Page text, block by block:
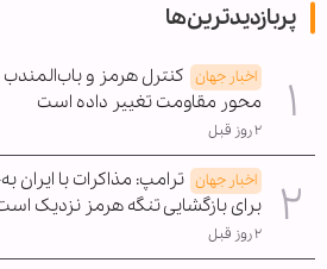
پربازدیدترین‌ها
اخبار جهان کنترل هرمز و
محور مقاومت تغییر داده است
۲ روز قبل
اخبار جهان ترامپ: مذاکرات با
برای بازگشایی تنگه هرمز نزدیک
۲ روز قبل